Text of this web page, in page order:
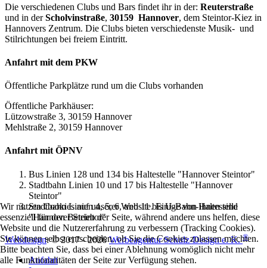
Die verschiedenen Clubs und Bars findet ihr in der: Reuterstraße
und in derScholvinstraße, 30159 Hannover, dem Steintor-Kiez in
Hannovers Zentrum. Die Clubs bieten verschiedenste Musik- und
Stilrichtungen bei freiem Eintritt.
Anfahrt mit dem PKW
Öffentliche Parkplätze rund um die Clubs vorhanden
Öffentliche Parkhäuser:
Lützowstraße 3, 30159 Hannover
Mehlstraße 2, 30159 Hannover
Anfahrt mit ÖPNV
Bus Linien 128 und 134 bis Haltestelle "Hannover Steintor"
Stadtbahn Linien 10 und 17 bis Haltestelle "Hannover
Steintor"
Stadtbahn Linien 4, 5, 6, und 11 bis U-Bahn-Haltestelle
"Hannover Steintor"
Webdesign: © 2017 - 2026Werbeagentur Schulz-Design e. K.®
Anfahrt
Wir nutzen Cookies auf unserer Website. Einige von ihnen sind
essenziell für den Betrieb der Seite, während andere uns helfen, diese
Website und die Nutzererfahrung zu verbessern (Tracking Cookies).
Sie können selbst entscheiden, ob Sie die Cookies zulassen möchten.
Bitte beachten Sie, dass bei einer Ablehnung womöglich nicht mehr
alle Funktionalitäten der Seite zur Verfügung stehen.